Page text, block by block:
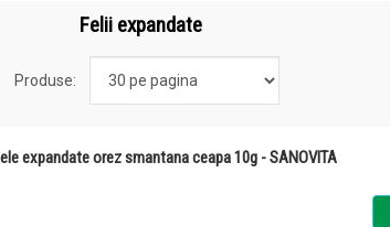
Felii expandate
Produse:
expandate orez smantana ceapa 10g - SANOVITA